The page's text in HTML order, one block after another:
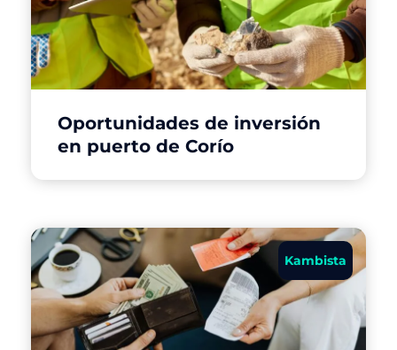
Oportunidades de inversión
en puerto de Corío
Kambista